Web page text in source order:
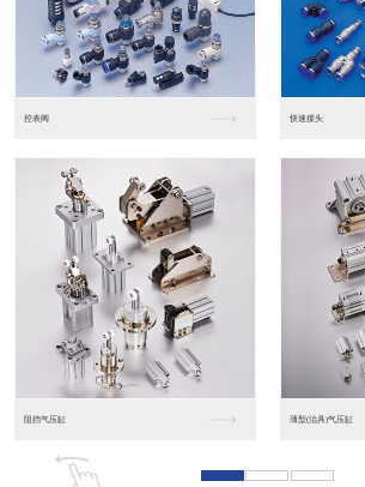
东莞松下PLC 松下人机界面GT07
松下人机界面DP10... 数字光钎传感器FX-...